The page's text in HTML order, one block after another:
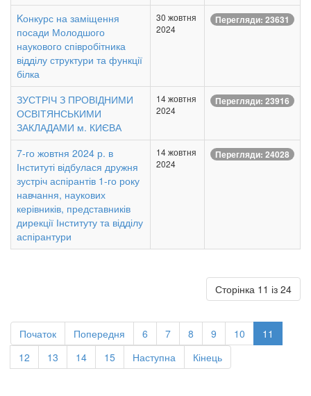
Kонкурс на заміщення
посади Молодшого
наукового співробітника
відділу структури та функції
білка
30 жовтня
2024
Перегляди: 23631
ЗУСТРІЧ З ПРОВІДНИМИ
ОСВІТЯНСЬКИМИ
ЗАКЛАДАМИ м. КИЄВА
14 жовтня
2024
Перегляди: 23916
7-го жовтня 2024 р. в
Інституті відбулася дружня
зустріч аспірантів 1-го року
навчання, наукових
керівників, представників
дирекції Інституту та відділу
аспірантури
14 жовтня
2024
Перегляди: 24028
Сторінка 11 із 24
Початок Попередня 6 7 8 9 10
11
12
13 14 15 Наступна Кінець